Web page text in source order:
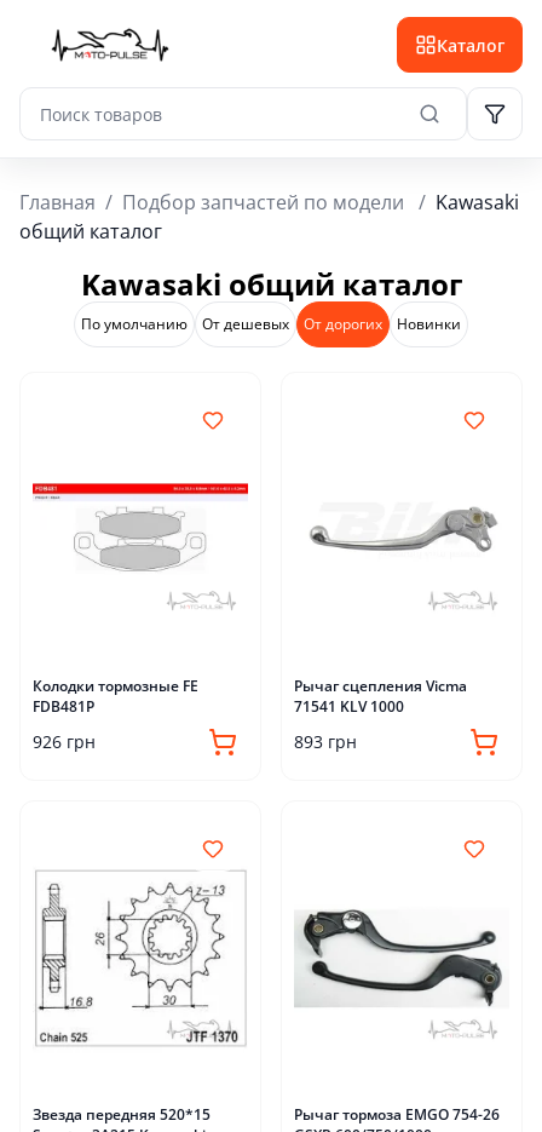
Каталог
Главная / Подбор запчастей по модели / Kawasaki
общий каталог
Kawasaki общий каталог
По умолчанию От дешевых От дорогих Новинки
Колодки тормозные FE
FDB481P
926 грн
Рычаг сцепления Vicma
71541 KLV 1000
893 грн
Звезда передняя 520*15
Рычаг тормоза EMGO 754-26